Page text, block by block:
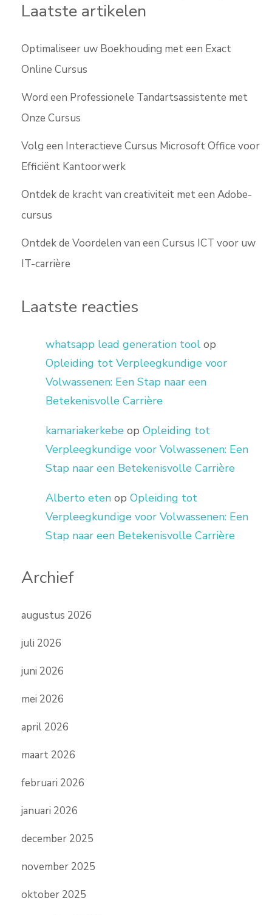
Laatste artikelen
Optimaliseer uw Boekhouding met een Exact
Online Cursus
Word een Professionele Tandartsassistente met
Onze Cursus
Volg een Interactieve Cursus Microsoft Office voor
Efficiënt Kantoorwerk
Ontdek de kracht van creativiteit met een Adobe-
cursus
Ontdek de Voordelen van een Cursus ICT voor uw
IT-carrière
Laatste reacties
whatsapp lead generation tool op
Opleiding tot Verpleegkundige voor
Volwassenen: Een Stap naar een
Betekenisvolle Carrière
kamariakerkebe op Opleiding tot
Verpleegkundige voor Volwassenen: Een
Stap naar een Betekenisvolle Carrière
Alberto eten op Opleiding tot
Verpleegkundige voor Volwassenen: Een
Stap naar een Betekenisvolle Carrière
Archief
augustus 2026
juli 2026
juni 2026
mei 2026
april 2026
maart 2026
februari 2026
januari 2026
december 2025
november 2025
oktober 2025